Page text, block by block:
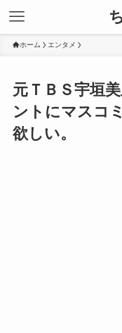
ホーム エンタメ
元ＴＢＳ宇垣
ントにマスコ
欲しい。